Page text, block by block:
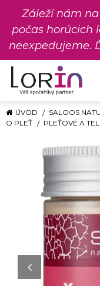
Záleží nám
počas horúcich
neexpedujeme.
ÚVOD SALOOS
O PLEŤ
PLEŤOVÉ A